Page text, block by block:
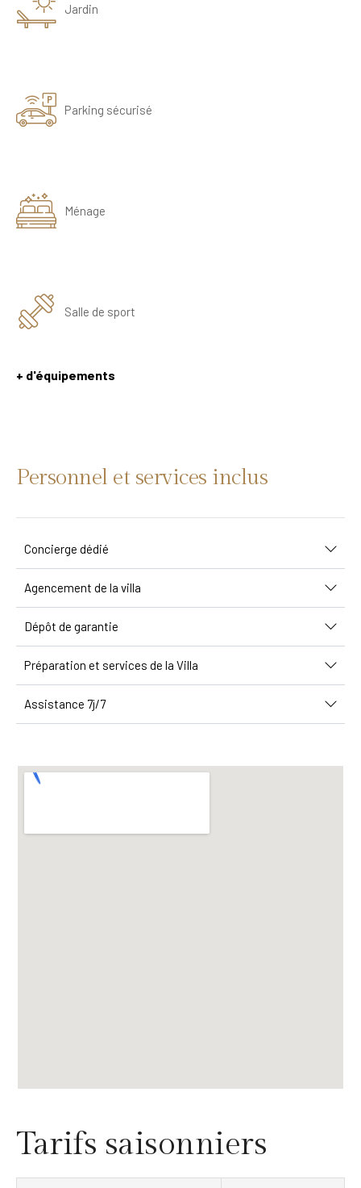
Jardin
Parking sécurisé
Ménage
Salle de sport
+ d'équipements
Personnel et services inclus
Concierge dédié
Agencement de la villa
Dépôt de garantie
Préparation et services de la Villa
Assistance 7j/7
Tarifs saisonniers